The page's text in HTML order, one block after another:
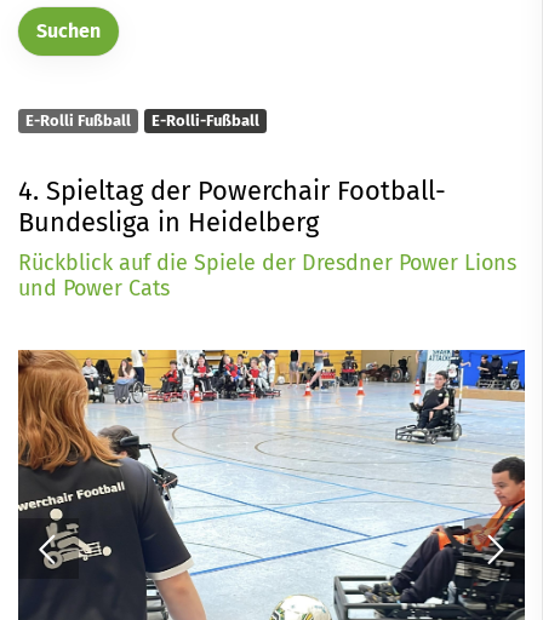
E-Rolli Fußball E-Rolli-Fußball
4. Spieltag der Powerchair Football-
Bundesliga in Heidelberg
Rückblick auf die Spiele der Dresdner Power Lions
und Power Cats